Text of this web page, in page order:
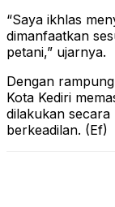
“Saya ikhlas
dimanfaatkan
petani,” ujarnya.
Dengan
Kota Kediri
dilakukan
berkeadilan. (Ef)